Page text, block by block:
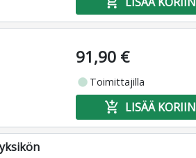
91,90 €
fiber_manual_record Toimittajilla
add_shopping_cart LISÄÄ KORIIN